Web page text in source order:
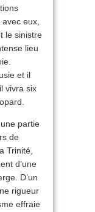
eux,
le sinistre
lieu
et il
vivra six
partie
de
Trinité,
d’une
D’un
rigueur
effraie